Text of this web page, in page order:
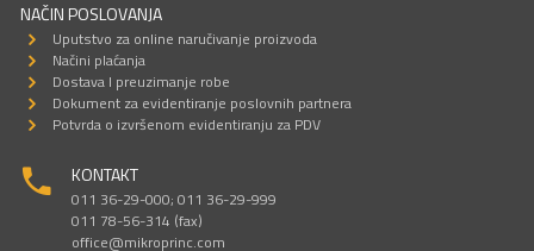
NAČIN POSLOVANJA
Uputstvo za online naručivanje proizvoda
Načini plaćanja
Dostava I preuzimanje robe
Dokument za evidentiranje poslovnih partnera
Potvrda o izvršenom evidentiranju za PDV
KONTAKT
011 36-29-000; 011 36-29-999
011 78-56-314 (fax)
office@mikroprinc.com